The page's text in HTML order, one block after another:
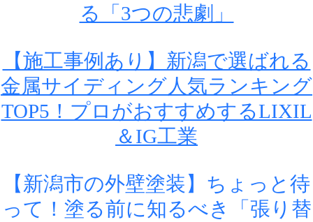
る「3つの悲劇」
【施工事例あり】新潟で選ばれる
金属サイディング人気ランキング
TOP5！プロがおすすめするLIXIL
＆IG工業
【新潟市の外壁塗装】ちょっと待
って！塗る前に知るべき「張り替